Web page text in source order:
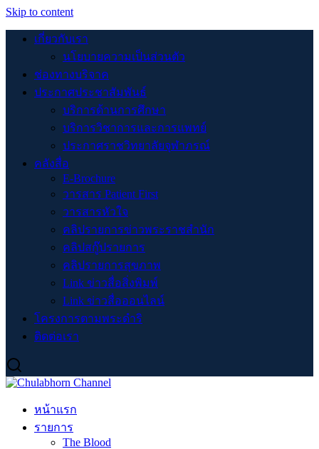
Skip to content
เกี่ยวกับเรา
นโยบายความเป็นส่วนตัว
ช่องทางบริจาค
ประกาศประชาสัมพันธ์
บริการด้านการศึกษา
บริการวิชาการและการแพทย์
ประกาศราชวิทยาลัยจุฬาภรณ์
คลังสื่อ
E-Brochure
วารสาร Patient First
วารสารหัวใจ
คลิปรายการข่าวพระราชสำนัก
คลิปสกู๊ปรายการ
คลิปรายการสุขภาพ
Link ข่าวสื่อสิ่งพิมพ์
Link ข่าวสื่อออนไลน์
โครงการตามพระดำริ
ติดต่อเรา
หน้าแรก
รายการ
The Blood